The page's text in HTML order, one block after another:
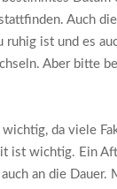
Auch
ist und es
Aber bitte
da viele
ist wichtig. Ein
an die Dauer.